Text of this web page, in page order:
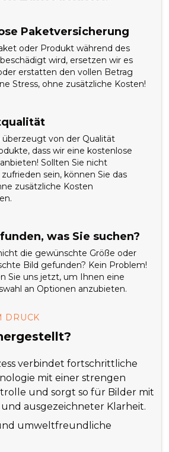
Paketversicherung
oder Produkt während des
wird, ersetzen wir es
erstatten den vollen Betrag
Stress, ohne zusätzliche Kosten!
überzeugt von der Qualität
dass wir eine kostenlose
Sollten Sie nicht
sein, können Sie das
zusätzliche Kosten
was Sie suchen?
die gewünschte Größe oder
Bild gefunden? Kein Problem!
Sie uns jetzt, um Ihnen eine
an Optionen anzubieten.
DRUCK
verbindet fortschrittliche
mit einer strengen
und sorgt so für Bilder mit
ausgezeichneter Klarheit.
umweltfreundliche